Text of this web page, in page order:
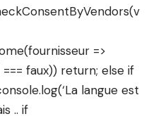
=>
=== faux)) return; else if
langue est
.. if